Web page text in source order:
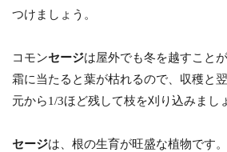
つけましょう。
コモンセージは屋外でも冬を越すこと
霜に当たると葉が枯れるので、収穫と
元から1/3ほど残して枝を刈り込みまし
セージは、根の生育が旺盛な植物です